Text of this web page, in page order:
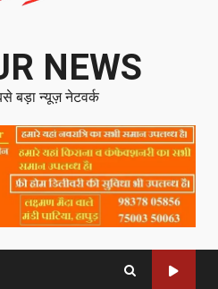
NEWS
बड़ा न्यूज़ नेटवर्क